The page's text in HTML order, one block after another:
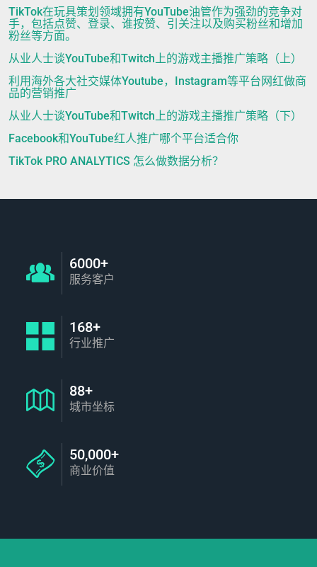
TikTok在玩具策划领域拥有YouTube油管作为强劲的竞争对
手，包括点赞、登录、谁按赞、引关注以及购买粉丝和增加
粉丝等方面。
从业人士谈YouTube和Twitch上的游戏主播推广策略（上）
利用海外各大社交媒体Youtube，Instagram等平台网红做商
品的营销推广
从业人士谈YouTube和Twitch上的游戏主播推广策略（下）
Facebook和YouTube红人推广哪个平台适合你
TikTok PRO ANALYTICS 怎么做数据分析？
6000+
服务客户
168+
行业推广
88+
城市坐标
50,000+
商业价值